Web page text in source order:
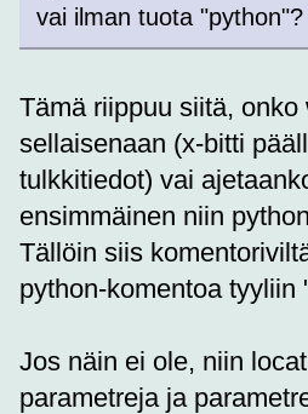
vai ilman tuota "python"?
Tämä riippuu siitä,
sellaisenaan (x-bitti
tulkkitiedot) vai
ensimmäinen niin
Tällöin siis
python-komentoa
Jos näin ei ole, niin
parametreja ja